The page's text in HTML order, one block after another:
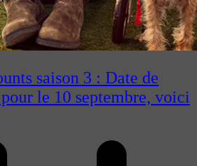
saison 3 : Date de
le 10 septembre, voici